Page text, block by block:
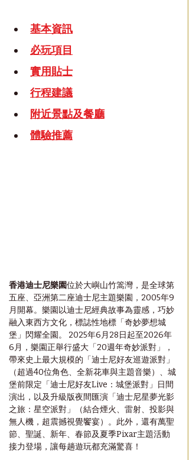
基本資訊
必玩項目
實用貼士
行程建議
附近景點及餐廳
體驗推薦
香港迪士尼樂園位於大嶼山竹篙灣，是全球第
五座、亞洲第二座迪士尼主題樂園，2005年9
月開幕。樂園以迪士尼經典故事為靈感，巧妙
融入東西方文化，標誌性地標「奇妙夢想城
堡」閃耀全園。 2025年6月28日起至2026年
6月，樂園正舉行盛大「20週年奇妙派對」，
帶來史上最大規模的「迪士尼好友巡遊派對」
（超過40位角色、全新花車與主題音樂）、城
堡前限定「迪士尼好友Live：城堡派對」日間
演出，以及升級版夜間匯演「迪士尼星夢光影
之旅：星空派對」（結合煙火、雷射、投影與
無人機，超震撼視覺饗宴）。此外，還有萬聖
節、聖誕、新年、春節及夏季Pixar主題活動
接力登場，讓每趟遊玩都充滿驚喜！